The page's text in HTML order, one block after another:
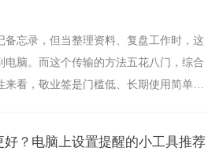
备忘录，但当整理资料、复盘工作时，这
电脑。而这个传输的方法五花八门，综合
看，敬业签是门槛低、长期使用简单的
？电脑上设置提醒的小工具推荐